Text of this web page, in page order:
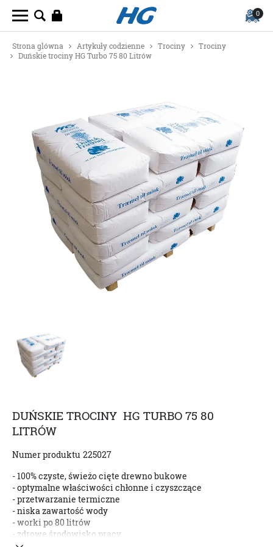
0
Strona glówna Artykuły codzienne Trociny
Trociny
Duńskie trociny HG Turbo 75 80 Litrów
DUŃSKIE TROCINY HG TURBO 75 80
LITRÓW
Numer produktu 225027
- 100% czyste, świeżo cięte drewno bukowe
- optymalne właściwości chłonne i czyszczące
- przetwarzanie termiczne
- niska zawartość wody
- worki po 80 litrów
- zdrowe środowisko pracy